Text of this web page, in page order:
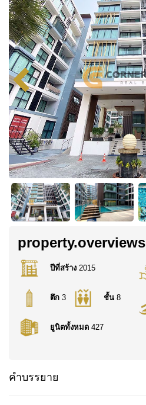
property.overviews
ปีที่สร้าง 2015
ตึก 3 ชั้น 8
ยูนิตทั้งหมด 427
คำบรรยาย